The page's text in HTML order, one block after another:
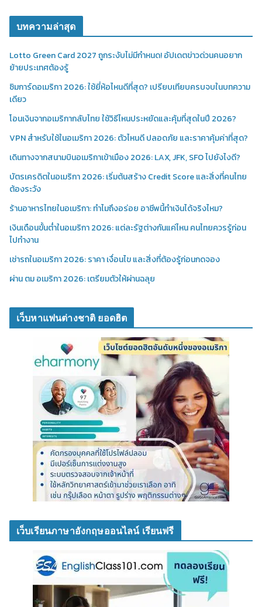
บทความล่าสุด
Lotto Green Card 2027 ถูกระงับไม่มีกำหนด! อัปเดตข่าวด่วนคนอยาก
ย้ายประเทศต้องรู้
ซิมการ์ดอเมริกา 2026: ใช้ยี่ห้อไหนดีที่สุด? เปรียบเทียบครบจบในบทความ
เดียว
โอนเงินจากอเมริกากลับไทย ใช้วิธีไหนประหยัดและคุ้มที่สุดในปี 2026?
VPN สำหรับใช้ในอเมริกา 2026: ตัวไหนดี ปลอดภัย และราคาคุ้มค่าที่สุด?
เดินทางจากสนามบินอเมริกาเข้าเมือง 2026: LAX, JFK, SFO ไปยังไงดี?
บัตรเครดิตในอเมริกา 2026: เริ่มต้นสร้าง Credit Score และสิ่งที่คนไทย
ต้องระวัง
ร้านอาหารไทยในอเมริกา: ทำไมถึงอร่อย อาชีพนี้ทำเงินได้จริงไหม?
เงินเดือนขั้นต่ำในอเมริกา 2026: แต่ละรัฐต่างกันแค่ไหน คนไทยควรรู้ก่อน
ไปทำงาน
เช่ารถในอเมริกา 2026: ราคา เงื่อนไข และสิ่งที่ต้องรู้ก่อนกดจอง
ผ่าน ตม อเมริกา 2026: เตรียมตัวให้ผ่านฉลุย
เว็บหาแฟนต่างชาติ ยอดฮิต
เว็บเรียนภาษาอังกฤษออนไลน์ เรียนฟรี